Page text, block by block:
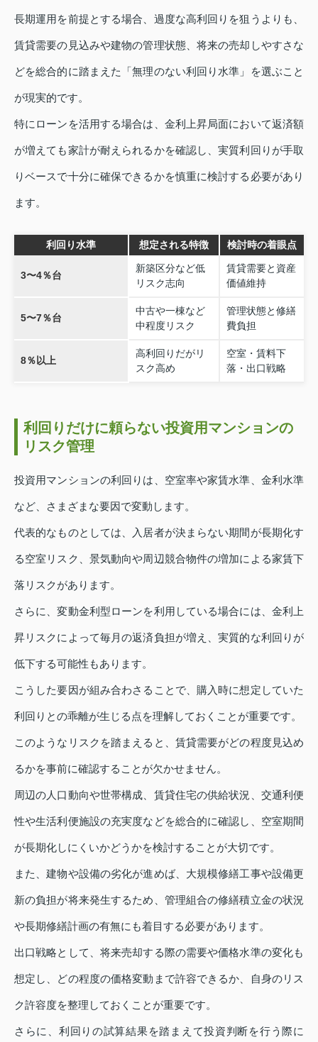
長期運用を前提とする場合、過度な高利回りを狙うよりも、
賃貸需要の見込みや建物の管理状態、将来の売却しやすさな
どを総合的に踏まえた「無理のない利回り水準」を選ぶこと
が現実的です。
特にローンを活用する場合は、金利上昇局面において返済額
が増えても家計が耐えられるかを確認し、実質利回りが手取
りベースで十分に確保できるかを慎重に検討する必要があり
ます。
利回り水準 想定される特徴 検討時の着眼点
3〜4％台
新築区分など低
リスク志向
賃貸需要と資産
価値維持
5〜7％台
中古や一棟など
中程度リスク
管理状態と修繕
費負担
8％以上
高利回りだがリ
スク高め
空室・賃料下
落・出口戦略
利回りだけに頼らない投資用マンションの
リスク管理
投資用マンションの利回りは、空室率や家賃水準、金利水準
など、さまざまな要因で変動します。
代表的なものとしては、入居者が決まらない期間が長期化す
る空室リスク、景気動向や周辺競合物件の増加による家賃下
落リスクがあります。
さらに、変動金利型ローンを利用している場合には、金利上
昇リスクによって毎月の返済負担が増え、実質的な利回りが
低下する可能性もあります。
こうした要因が組み合わさることで、購入時に想定していた
利回りとの乖離が生じる点を理解しておくことが重要です。
このようなリスクを踏まえると、賃貸需要がどの程度見込め
るかを事前に確認することが欠かせません。
周辺の人口動向や世帯構成、賃貸住宅の供給状況、交通利便
性や生活利便施設の充実度などを総合的に確認し、空室期間
が長期化しにくいかどうかを検討することが大切です。
また、建物や設備の劣化が進めば、大規模修繕工事や設備更
新の負担が将来発生するため、管理組合の修繕積立金の状況
や長期修繕計画の有無にも着目する必要があります。
出口戦略として、将来売却する際の需要や価格水準の変化も
想定し、どの程度の価格変動まで許容できるか、自身のリス
ク許容度を整理しておくことが重要です。
さらに、利回りの試算結果を踏まえて投資判断を行う際に